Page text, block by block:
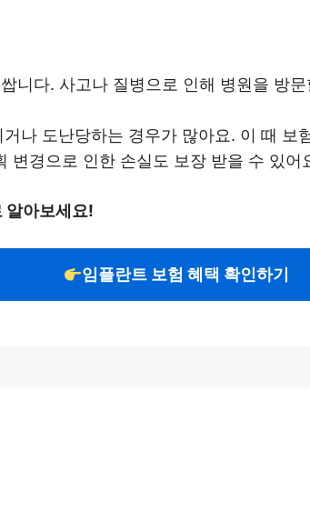
니다. 사고나 질병으로 인해 병원을 방
나 도난당하는 경우가 많아요. 이 때 보
변경으로 인한 손실도 보장 받을 수 있어
알아보세요!
임플란트 보험 혜택 확인하기